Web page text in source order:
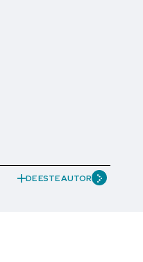
DE ESTE AUTOR